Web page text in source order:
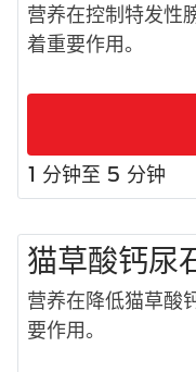
营养在控制特发性
着重要作用。
1 分钟至 5 分钟
猫草酸钙尿
营养在降低猫草酸
要作用。